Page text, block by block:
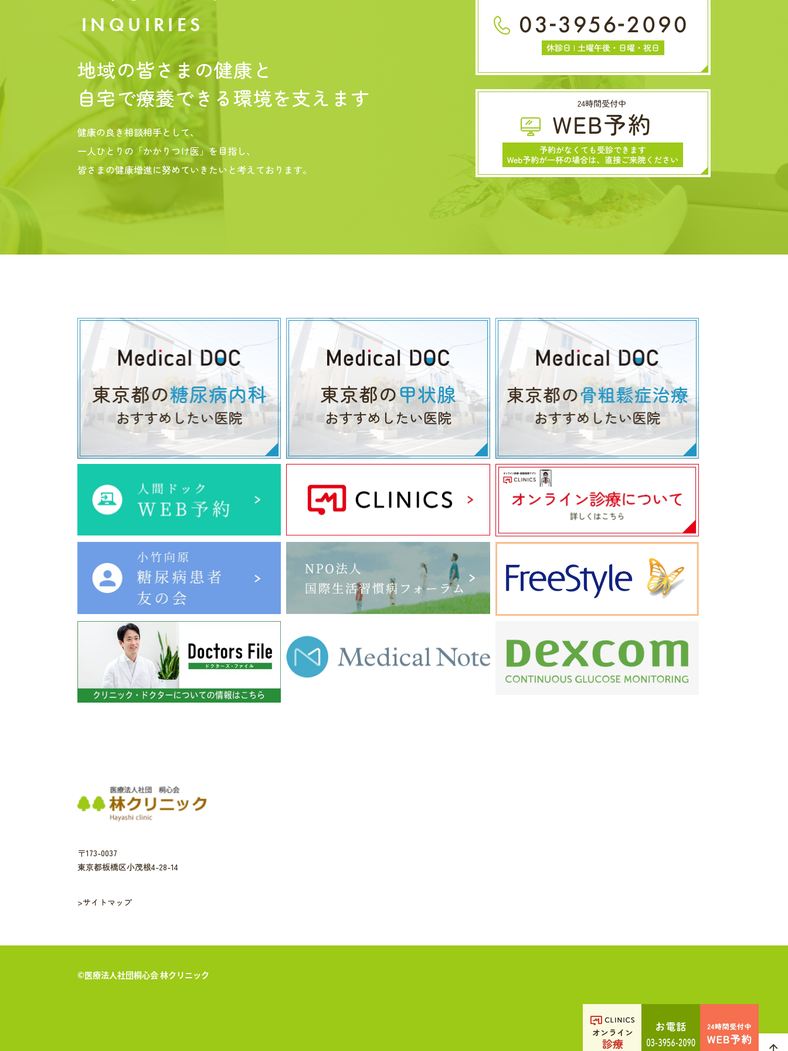
INQUIRIES
地域の皆さまの健康と
自宅で療養できる環境を支えます
健康の良き相談相手として、
一人ひとりの「かかりつけ医」を目指し、
皆さまの健康増進に努めていきたいと考えております。
〒173-0037
東京都板橋区小茂根4-28-14
>サイトマップ
©︎医療法人社団桐心会 林クリニック